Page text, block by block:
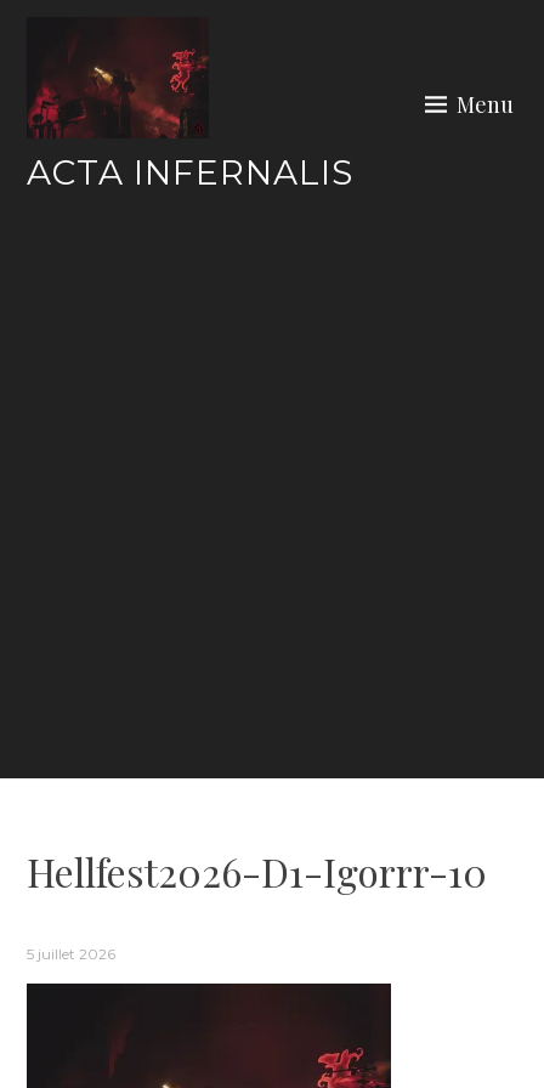
content
ACTA INFERNALIS
Menu
Hellfest2026-D1-Igorrr-10
5 juillet 2026